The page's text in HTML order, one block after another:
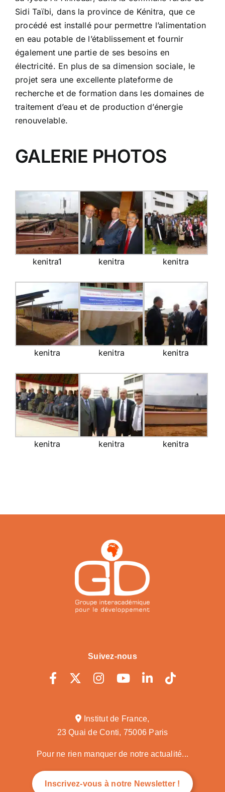
Sidi Taïbi, dans la province de Kénitra, que ce
procédé est installé pour permettre l’alimentation
en eau potable de l’établissement et fournir
également une partie de ses besoins en
électricité. En plus de sa dimension sociale, le
projet sera une excellente plateforme de
recherche et de formation dans les domaines de
traitement d’eau et de production d’énergie
renouvelable.
GALERIE PHOTOS
kenitra1 kenitra kenitra
kenitra kenitra kenitra
kenitra kenitra kenitra
Suivez-nous
Institut de France,
23 Quai de Conti, 75006 Paris
Pour ne rien manquer de notre actualité...
Inscrivez-vous à notre Newsletter !